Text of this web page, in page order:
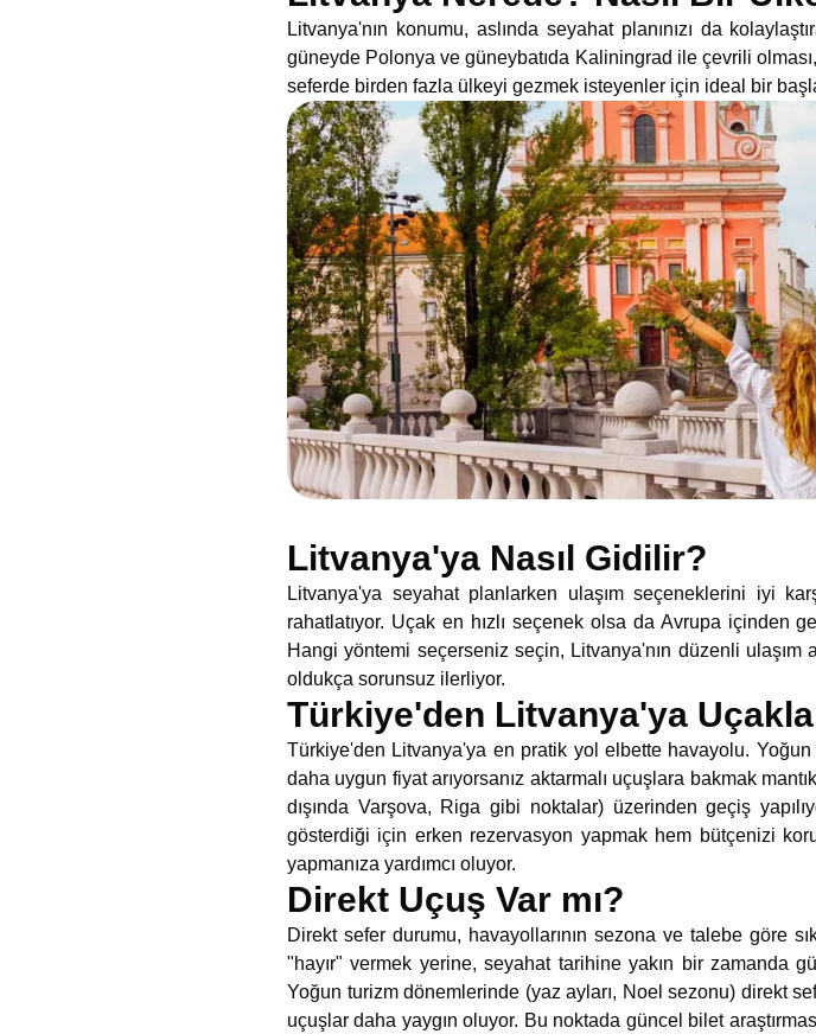
Litvanya'nın konumu, aslında seyahat planınızı da
güneyde Polonya ve güneybatıda Kaliningrad ile çevrili
seferde birden fazla ülkeyi gezmek isteyenler için ideal bir
Litvanya'ya Nasıl Gidilir?
Litvanya'ya seyahat planlarken ulaşım seçeneklerini iyi
rahatlatıyor. Uçak en hızlı seçenek olsa da Avrupa içinden
Hangi yöntemi seçerseniz seçin, Litvanya'nın düzenli ulaşım
oldukça sorunsuz ilerliyor.
Türkiye'den Litvanya'ya Uçakla
Türkiye'den Litvanya'ya en pratik yol elbette havayolu.
daha uygun fiyat arıyorsanız aktarmalı uçuşlara bakmak
dışında Varşova, Riga gibi noktalar) üzerinden geçiş
gösterdiği için erken rezervasyon yapmak hem bütçenizi
yapmanıza yardımcı oluyor.
Direkt Uçuş Var mı?
Direkt sefer durumu, havayollarının sezona ve talebe göre
"hayır" vermek yerine, seyahat tarihine yakın bir zamanda
Yoğun turizm dönemlerinde (yaz ayları, Noel sezonu) direkt
uçuşlar daha yaygın oluyor. Bu noktada güncel bilet